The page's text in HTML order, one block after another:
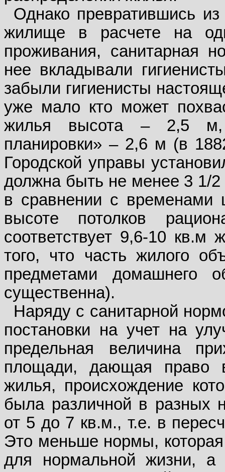
Однако превратившись
жилище в расчете на
проживания, санитарная
нее вкладывали
забыли гигиенисты
уже мало кто может
жилья высота – 2,5 м,
планировки» – 2,6 м (в
Городской управы
должна быть не менее 3 1/2
в сравнении с временами
высоте потолков
соответствует 9,6-10
того, что часть жилого
предметами домашнего
существенна).
Наряду с санитарной
постановки на учет на
предельная величина
площади, дающая право
жилья, происхождение
была различной в разных
от 5 до 7 кв.м., т.е. в
Это меньше нормы,
для нормальной жизни,